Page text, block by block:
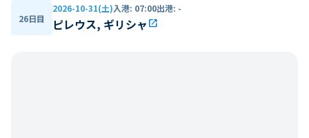
26日目
2026-10-31(土)入港: 07:00出港: -
ピレウス, ギリシャ open_in_new